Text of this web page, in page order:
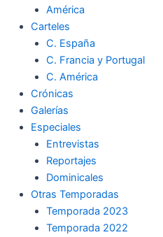
América
Carteles
C. España
C. Francia y Portugal
C. América
Crónicas
Galerías
Especiales
Entrevistas
Reportajes
Dominicales
Otras Temporadas
Temporada 2023
Temporada 2022